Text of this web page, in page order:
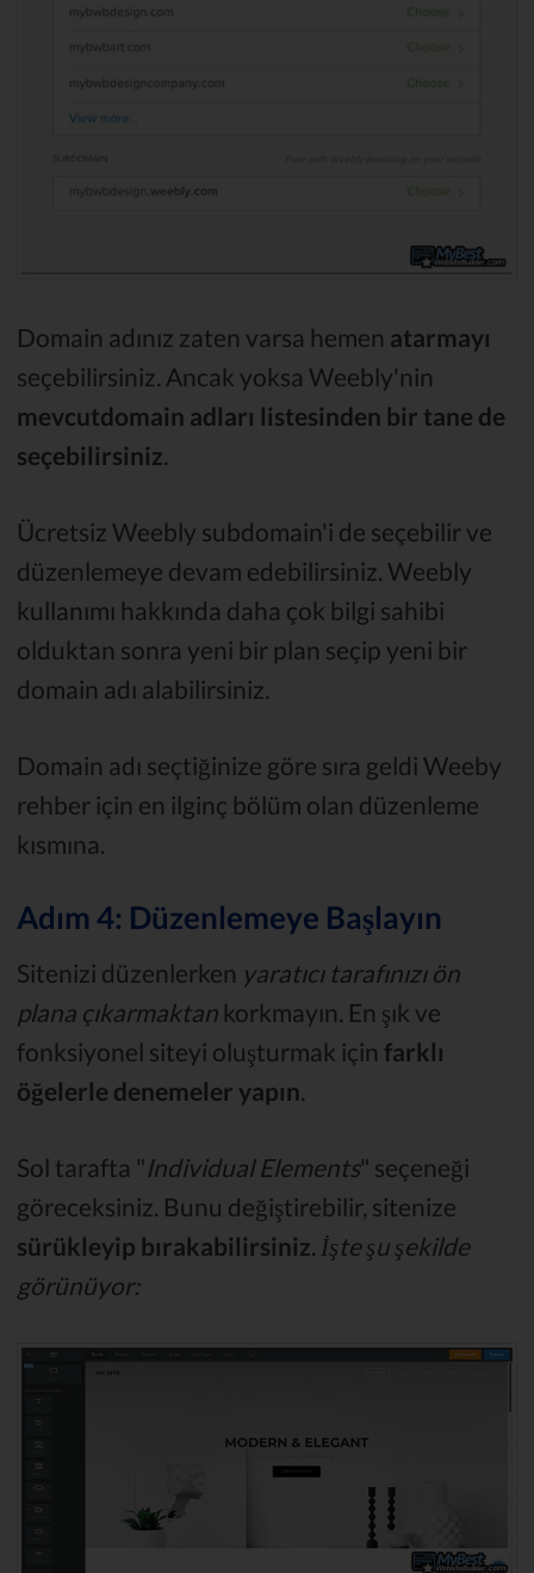
Domain adınız zaten varsa hemen atarmayı
seçebilirsiniz. Ancak yoksa Weebly'nin
mevcutdomain adları listesinden bir tane de
seçebilirsiniz
Ücretsiz Weebly subdomain'i de seçebilir ve
düzenlemeye devam edebilirsiniz. Weebly
kullanımı hakkında daha çok bilgi sahibi
olduktan sonra yeni bir plan seçip yeni bir
domain adı alabilirsiniz.
Domain adı seçtiğinize göre sıra geldi Weeby
rehber için en ilginç bölüm olan düzenleme
kısmına.
Adım 4: Düzenlemeye Başlayın
Sitenizi düzenlerken yaratıcı tarafınızı ön
plana çıkarmaktan korkmayın. En şık ve
fonksiyonel siteyi oluşturmak için farklı
öğelerle denemeler yapın.
Sol tarafta "Individual Elements" seçeneği
göreceksiniz. Bunu değiştirebilir, sitenize
sürükleyip bırakabilirsiniz. İşte şu şekilde
görünüyor: